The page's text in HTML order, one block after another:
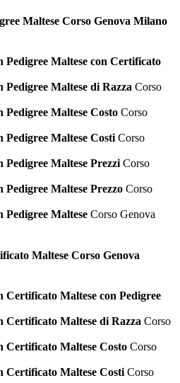
Maltese Corso Genova Milano
Pedigree Maltese con Certificato
Pedigree Maltese di Razza Corso
Pedigree Maltese Costo Corso
Pedigree Maltese Costi Corso
Pedigree Maltese Prezzi Corso
Pedigree Maltese Prezzo Corso
Pedigree Maltese Corso Genova
Maltese Corso Genova
Certificato Maltese con Pedigree
Certificato Maltese di Razza Corso
Certificato Maltese Costo Corso
Certificato Maltese Costi Corso